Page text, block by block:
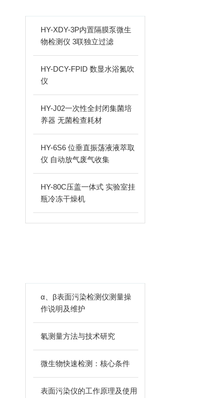
HY-XDY-3P内置隔膜泵微生
物检测仪 3联独立过滤
HY-DCY-FPID 数显水浴氮吹
仪
HY-J02一次性全封闭集菌培
养器 无菌检查耗材
HY-6S6 位垂直振荡液液萃取
仪 自动放气废气收集
HY-80C压盖一体式 实验室挂
瓶冷冻干燥机
α、β表面污染检测仪测量操
作说明及维护
氡测量方法与技术研究
微生物快速检测：核心条件
表面污染仪的工作原理及使用